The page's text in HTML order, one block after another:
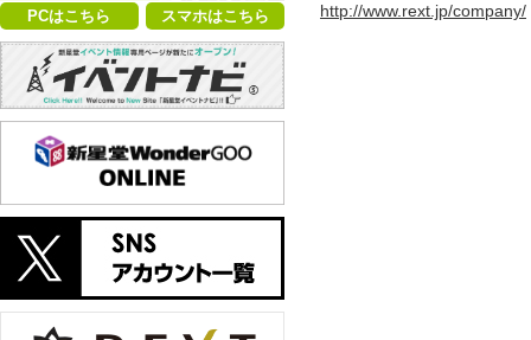
PCはこちら スマホはこちら
http://www.rext.jp/company/